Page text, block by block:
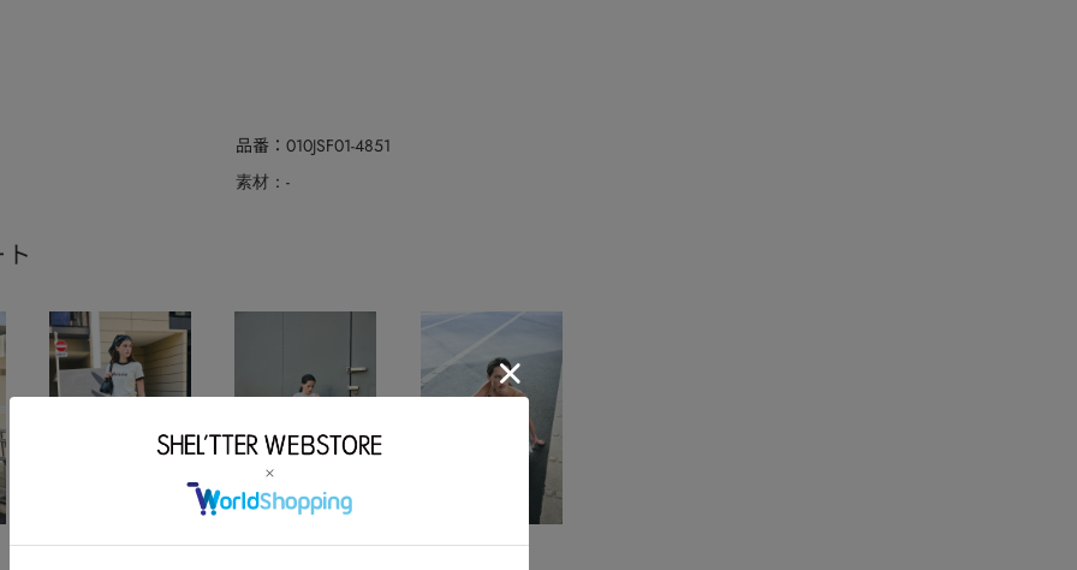
品番 010JSF01-4851
素材 -
MOUSSY
MOUSSY
MOUSSY